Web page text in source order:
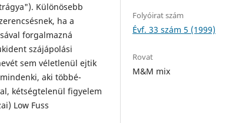
Kü­lönösebb
ha a
forgalmazná
szájápolási
sem vé­letlenül ejtik
aki többé-
kétségtelenül figyelem
Low Fuss
Folyóirat szám
Évf. 33 szám 5 (1999)
Rovat
M&M mix